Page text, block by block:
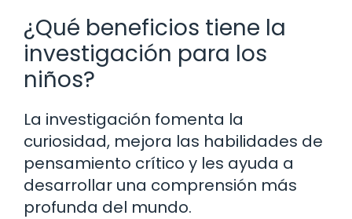
¿Qué beneficios tiene la
investigación para los
niños?
La investigación fomenta la
curiosidad, mejora las habilidades de
pensamiento crítico y les ayuda a
desarrollar una comprensión más
profunda del mundo.